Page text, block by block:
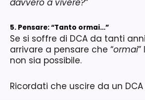
5. Pensare: “Tanto ormai…”
Se si soffre di DCA da tanti
arrivare a pensare che “ormai
non sia possibile.
Ricordati che uscire da un DCA